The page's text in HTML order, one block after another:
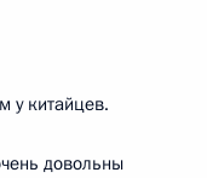
у китайцев.
довольны